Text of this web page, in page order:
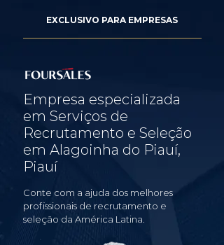
EXCLUSIVO PARA EMPRESAS
Empresa especializada
em Serviços de
Recrutamento e Seleção
em Alagoinha do Piauí,
Piauí
Conte com a ajuda dos melhores
profissionais de recrutamento e
seleção da América Latina.